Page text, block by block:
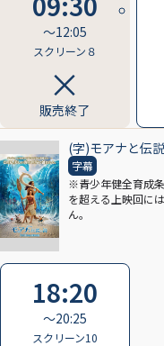
〜12:05
スクリーン８
販売終了
(字)モアナと伝
字幕
※青少年健全育成
を超える上映回に
ん。
18:20
〜20:25
スクリーン10